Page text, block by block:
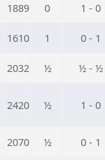
1889 0 1 - 0
1610 1 0 - 1
2032 ½ ½ - ½
2420 ½ 1 - 0
2070 ½ 0 - 1